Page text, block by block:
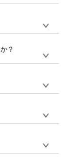
インツールから
了できます。
口注文の場合
ッグコンシェル
用ください。製
、オンデマンド
ることが可能で
/ AI / PSD /
最大サイズ
す。使用できな
※ Illustratorか
せん。AIで保存
ロードして下さ
？
個以上のご製
担当するエコバ
、メールなど
、製作数量が
当が、デザイ
サー
個以下の場合
・伝票番号を
で、直接配送業